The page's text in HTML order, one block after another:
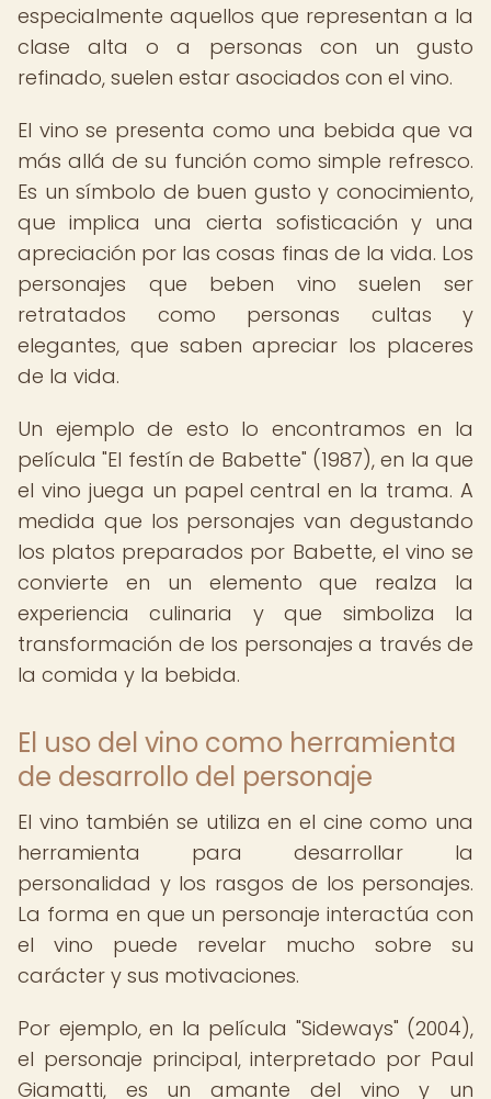
especialmente aquellos que representan a la
clase alta o a personas con un gusto
refinado, suelen estar asociados con el vino.
El vino se presenta como una bebida que va
más allá de su función como simple refresco.
Es un símbolo de buen gusto y conocimiento,
que implica una cierta sofisticación y una
apreciación por las cosas finas de la vida. Los
personajes que beben vino suelen ser
retratados como personas cultas y
elegantes, que saben apreciar los placeres
de la vida.
Un ejemplo de esto lo encontramos en la
película "El festín de Babette" (1987), en la que
el vino juega un papel central en la trama. A
medida que los personajes van degustando
los platos preparados por Babette, el vino se
convierte en un elemento que realza la
experiencia culinaria y que simboliza la
transformación de los personajes a través de
la comida y la bebida.
El uso del vino como herramienta
de desarrollo del personaje
El vino también se utiliza en el cine como una
herramienta para desarrollar la
personalidad y los rasgos de los personajes.
La forma en que un personaje interactúa con
el vino puede revelar mucho sobre su
carácter y sus motivaciones.
Por ejemplo, en la película "Sideways" (2004),
el personaje principal, interpretado por Paul
Giamatti, es un amante del vino y un